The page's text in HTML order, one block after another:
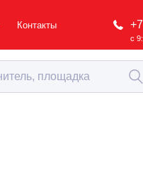
Контакты
с